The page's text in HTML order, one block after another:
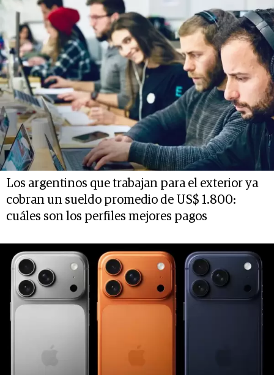
Los argentinos que trabajan para el exterior ya
cobran un sueldo promedio de US$ 1.800:
cuáles son los perfiles mejores pagos